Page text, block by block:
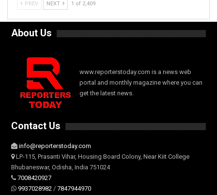
PREV NEXT 1 of 2,409
About Us
www.reporterstoday.com is a news web
portal and monthly magazine where you can
get the latest news.
Contact Us
info@reporterstoday.com
LP-115, Prasanti Vihar, Housing Board Colony, Near Kiit College
Bhubaneswar, Odisha, India 751024
7008420927
9937028982 / 7847944970